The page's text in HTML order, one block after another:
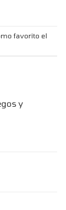
favorito el
y